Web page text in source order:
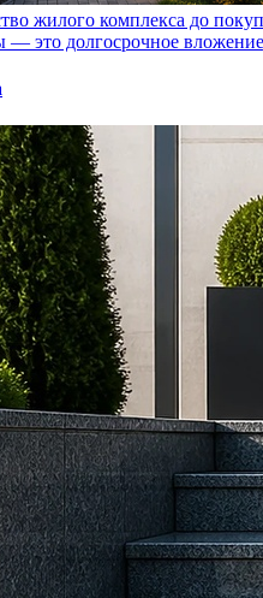
жилого комплекса до
это долгосрочное